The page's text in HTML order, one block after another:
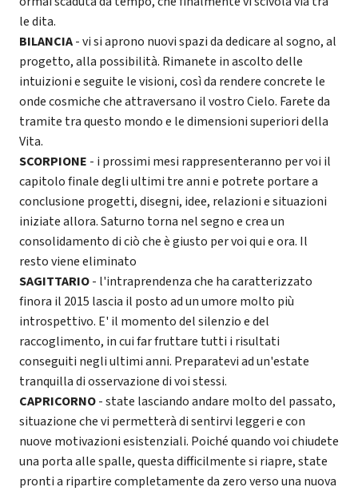
le dita.
BILANCIA- vi si aprono nuovi spazi da dedicare al sogno, al
progetto, alla possibilità. Rimanete in ascolto delle
intuizioni e seguite le visioni, così da rendere concrete le
onde cosmiche che attraversano il vostro Cielo. Farete da
tramite tra questo mondo e le dimensioni superiori della
Vita.
SCORPIONE - i prossimi mesi rappresenteranno per voi il
capitolo finale degli ultimi tre anni e potrete portare a
conclusione progetti, disegni, idee, relazioni e situazioni
iniziate allora. Saturno torna nel segno e crea un
consolidamento di ciò che è giusto per voi qui e ora. Il
resto viene eliminato
SAGITTARIO- l'intraprendenza che ha caratterizzato
finora il 2015 lascia il posto ad un umore molto più
introspettivo. E' il momento del silenzio e del
raccoglimento, in cui far fruttare tutti i risultati
conseguiti negli ultimi anni. Preparatevi ad un'estate
tranquilla di osservazione di voi stessi.
CAPRICORNO- state lasciando andare molto del passato,
situazione che vi permetterà di sentirvi leggeri e con
nuove motivazioni esistenziali. Poiché quando voi chiudete
una porta alle spalle, questa difficilmente si riapre, state
pronti a ripartire completamente da zero verso una nuova